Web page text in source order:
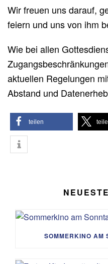
Wir freuen uns darauf,
feiern und uns von ihm
Wie bei allen
aktuellen Regelungen
Abstand und
teilen
SOMMERKINO AM